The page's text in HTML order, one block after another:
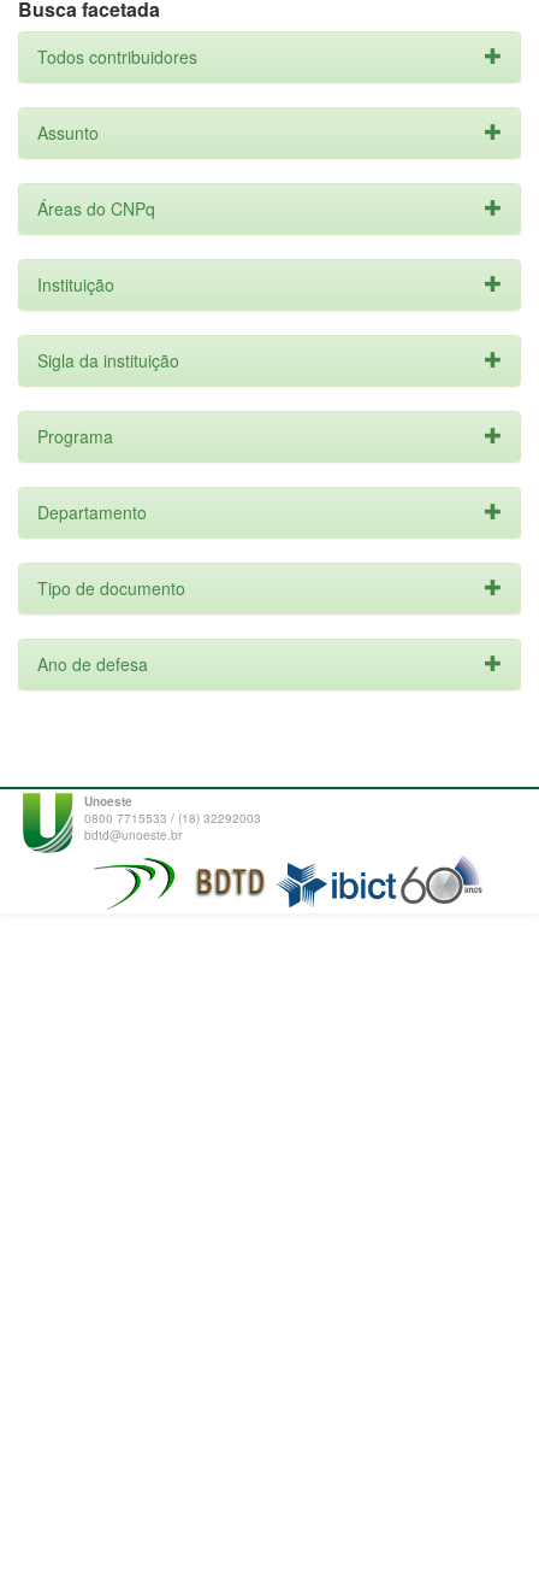
Busca facetada
Todos contribuidores
Assunto
Áreas do CNPq
Instituição
Sigla da instituição
Programa
Departamento
Tipo de documento
Ano de defesa
Unoeste
0800 7715533 / (18) 32292003
bdtd@unoeste.br